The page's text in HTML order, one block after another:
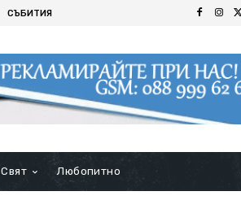
СЪБИТИЯ
Свят Любопитно